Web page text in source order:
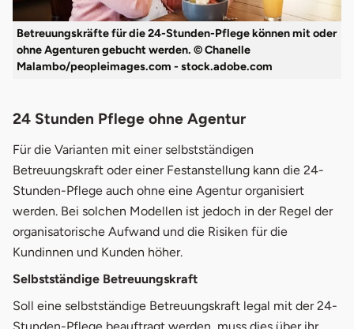
Betreuungskräfte für die 24-Stunden-Pflege können mit oder
ohne Agenturen gebucht werden. © Chanelle
Malambo/peopleimages.com - stock.adobe.com
24 Stunden Pflege ohne Agentur
Für die Varianten mit einer selbstständigen
Betreuungskraft oder einer Festanstellung kann die 24-
Stunden-Pflege auch ohne eine Agentur organisiert
werden. Bei solchen Modellen ist jedoch in der Regel der
organisatorische Aufwand und die Risiken für die
Kundinnen und Kunden höher.
Selbstständige Betreuungskraft
Soll eine selbstständige Betreuungskraft legal mit der 24-